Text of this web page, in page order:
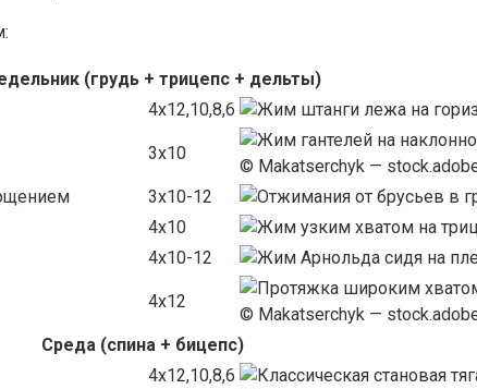
(грудь + трицепс + дельты)
4х12,10,8,6
3х10
© Makatserchyk —
3х10-12
4х10
4х10-12
4х12
© Makatserchyk —
Среда (спина + бицепс)
4х12,10,8,6